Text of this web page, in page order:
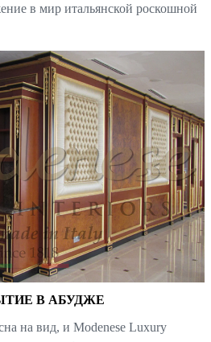
в мир итальянской роскошной
В АБУДЖЕ
на вид, и Modenese Luxury